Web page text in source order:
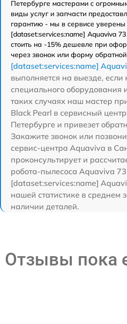
Петербурге мастерами с
виды услуг и запчасти
гарантию - мы в сервисе уверены
[dataset:services:name] Aquaviva
стоить на -15% дешевле при
через звонок или форму обратной
[dataset:services:name]
выполняется на выезде, если
специального оборудования
таких случаях наш мастер
Black Pearl в сервисный
Петербурге и привезет
Закажите звонок или
сервис-центра Aquaviva в
проконсультирует и
робота-пылесоса Aquaviva
[dataset:services:name]
нашей статистике в среднем
наличии деталей.
Отзывы пока